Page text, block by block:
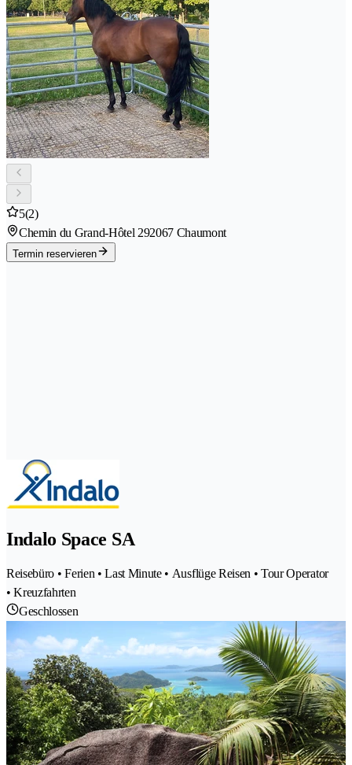
5(2)
Chemin du Grand-Hôtel 292067 Chaumont
Termin reservieren
Indalo Space SA
Reisebüro • Ferien • Last Minute • Ausflüge Reisen • Tour Operator
• Kreuzfahrten
Geschlossen